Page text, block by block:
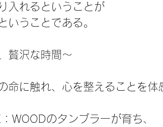
入れるということが
いうことである。
贅沢な時間～
命に触れ、心を整えることを体
WOODのタンブラーが育ち、